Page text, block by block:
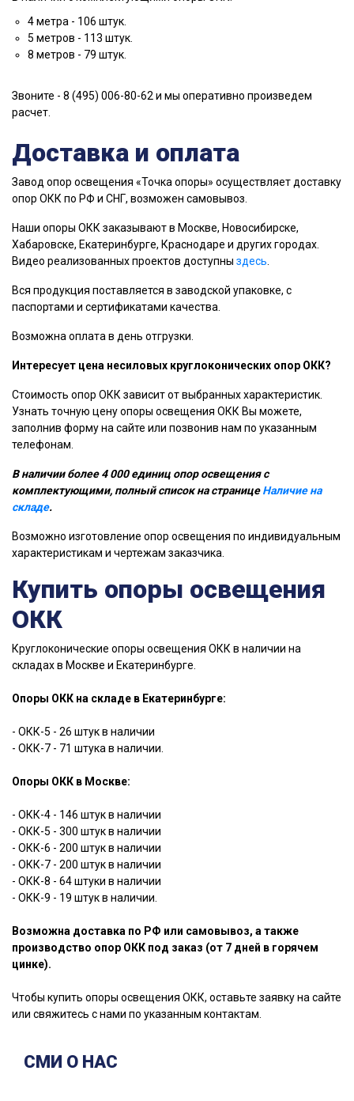
4 метра - 106 штук.
5 метров - 113 штук.
8 метров - 79 штук.
Звоните - 8 (495) 006-80-62 и мы оперативно произведем
расчет.
Доставка и оплата
Завод опор освещения «Точка опоры» осуществляет доставку
опор ОКК по РФ и СНГ, возможен самовывоз.
Наши опоры ОКК заказывают в Москве, Новосибирске,
Хабаровске, Екатеринбурге, Краснодаре и других городах.
Видео реализованных проектов доступны здесь
Вся продукция поставляется в заводской упаковке, с
паспортами и сертификатами качества.
Возможна оплата в день отгрузки.
Интересует цена несиловых круглоконических опор ОКК?
Стоимость опор ОКК зависит от выбранных характеристик.
Узнать точную цену опоры освещения ОКК Вы можете,
заполнив форму на сайте или позвонив нам по указанным
телефонам.
В наличии более 4 000 единиц опор освещения с
комплектующими, полный список на страницеНаличие на
складе.
Возможно изготовление опор освещения по индивидуальным
характеристикам и чертежам заказчика.
Купить опоры освещения
ОКК
Круглоконические опоры освещения ОКК в наличии на
складах в Москве и Екатеринбурге.
Опоры ОКК на складе в Екатеринбурге:
- ОКК-5 - 26 штук в наличии
- ОКК-7 - 71 штука в наличии.
Опоры ОКК в Москве:
- ОКК-4 - 146 штук в наличии
- ОКК-5 - 300 штук в наличии
- ОКК-6 - 200 штук в наличии
- ОКК-7 - 200 штук в наличии
- ОКК-8 - 64 штуки в наличии
- ОКК-9 - 19 штук в наличии.
Возможна доставка по РФ или самовывоз, а также
производство опор ОКК под заказ (от 7 дней в горячем
цинке).
Чтобы купить опоры освещения ОКК, оставьте заявку на сайте
или свяжитесь с нами по указанным контактам.
СМИ О НАС